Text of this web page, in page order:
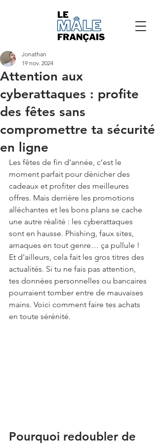
Attention aux
cyberattaques : profite
des fêtes sans
compromettre ta sécurité
en ligne
Jonathan
19 nov. 2024
Les fêtes de fin d’année, c’est le
moment parfait pour dénicher des
cadeaux et profiter des meilleures
offres. Mais derrière les promotions
alléchantes et les bons plans se cache
une autre réalité : les cyberattaques
sont en hausse. Phishing, faux sites,
arnaques en tout genre… ça pullule !
Et d'ailleurs, cela fait les gros titres des
actualités. Si tu ne fais pas attention,
tes données personnelles ou bancaires
pourraient tomber entre de mauvaises
mains. Voici comment faire tes achats
en toute sérénité.
Pourquoi redoubler de